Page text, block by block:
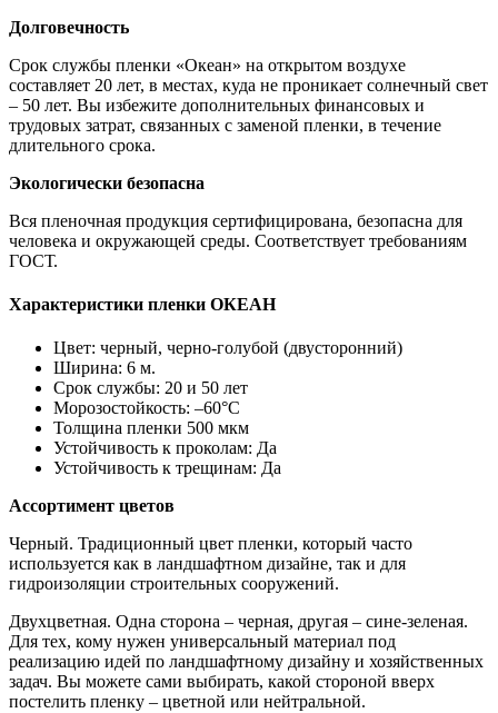
Долговечность
Срок службы пленки «Океан» на открытом воздухе
составляет 20 лет, в местах, куда не проникает солнечный свет
– 50 лет. Вы избежите дополнительных финансовых и
трудовых затрат, связанных с заменой пленки, в течение
длительного срока.
Экологически безопасна
Вся пленочная продукция сертифицирована, безопасна для
человека и окружающей среды. Соответствует требованиям
ГОСТ.
Характеристики пленки ОКЕАН
Цвет: черный, черно-голубой (двусторонний)
Ширина: 6 м.
Срок службы: 20 и 50 лет
Морозостойкость: –60°С
Толщина пленки 500 мкм
Устойчивость к проколам: Да
Устойчивость к трещинам: Да
Ассортимент цветов
Черный. Традиционный цвет пленки, который часто
используется как в ландшафтном дизайне, так и для
гидроизоляции строительных сооружений.
Двухцветная. Одна сторона – черная, другая – сине-зеленая.
Для тех, кому нужен универсальный материал под
реализацию идей по ландшафтному дизайну и хозяйственных
задач. Вы можете сами выбирать, какой стороной вверх
постелить пленку – цветной или нейтральной.